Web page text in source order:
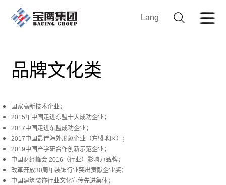
Lang
品牌文化类
国家高新技术企业；
2015年中国走进东盟十大成功企业；
2017中国走进东盟成功企业；
2017中国最佳海外形象企业（东盟地区）；
2019中国产学研合作创新示范企业；
中国财经峰会 2016（行业）影响力品牌；
改革开放30周年装饰行业突出贡献企业奖；
中国建筑装饰行业文化宣传先进集体；